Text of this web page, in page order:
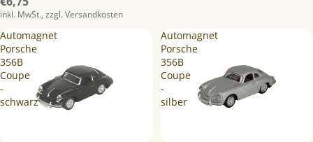
inkl. MwSt., zzgl. Versandkosten
Automagnet
Porsche
356B
Coupe
-
schwarz
Automagnet
Porsche
356B
Coupe
-
silber